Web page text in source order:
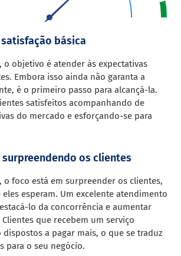
básica
objetivo é atender às expectativas
Embora isso ainda não garanta a
é o primeiro passo para alcançá-la.
satisfeitos acompanhando de
do mercado e esforçando-se para
surpreendendo os clientes
o foco está em surpreender os clientes,
esperam. Um excelente atendimento
lo da concorrência e aumentar
que recebem um serviço
dispostos a pagar mais, o que se traduz
para o seu negócio.